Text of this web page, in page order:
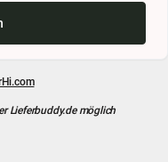
Lieferbuddy.de möglich